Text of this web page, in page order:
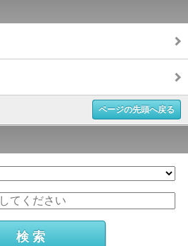
ページの先頭へ戻る